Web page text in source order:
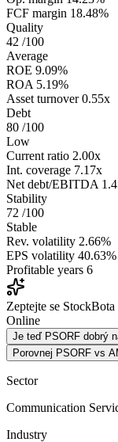
FCF margin 18.48%
Quality
42 /100
Average
ROE 9.09%
ROA 5.19%
Asset turnover 0.55x
Debt
80 /100
Low
Current ratio 2.00x
Int. coverage 7.17x
Net debt/EBITDA
Stability
72 /100
Stable
Rev. volatility 2.66%
EPS volatility 40.63%
Profitable years 6
Zeptejte se
Online
Je teď PSORF dobrý
Porovnej PSORF vs
Sector
Communication
Industry